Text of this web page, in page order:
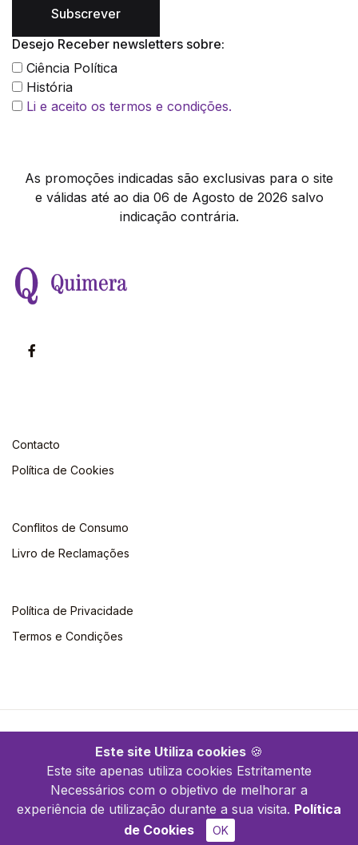
Este site Utiliza cookies 🍪
Este site apenas utiliza cookies Estritamente
Necessários com o objetivo de melhorar a
experiência de utilização durante a sua visita. Política
de Cookies
OK
Subscrever
Desejo Receber newsletters sobre:
Ciência Política
História
Li e aceito os termos e condições.
As promoções indicadas são exclusivas para o site
e válidas até ao dia 06 de Agosto de 2026 salvo
indicação contrária.
Contacto
Política de Cookies
Conflitos de Consumo
Livro de Reclamações
Política de Privacidade
Termos e Condições
©2026 Quimera. Todos os direitos reservados